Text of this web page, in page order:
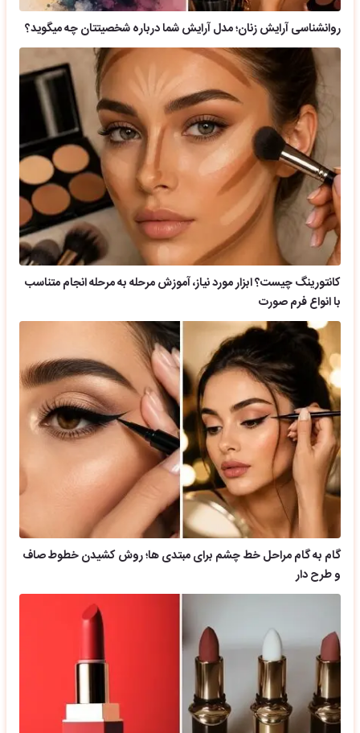
روانشناسی آرایش زنان؛ مدل آرایش شما درباره شخصیتتان چه میگوید؟
کانتورینگ چیست؟ ابزار مورد نیاز، آموزش مرحله به مرحله انجام متناسب
با انواع فرم صورت
گام به گام مراحل خط چشم برای مبتدی ها؛ روش کشیدن خطوط صاف
و طرح دار